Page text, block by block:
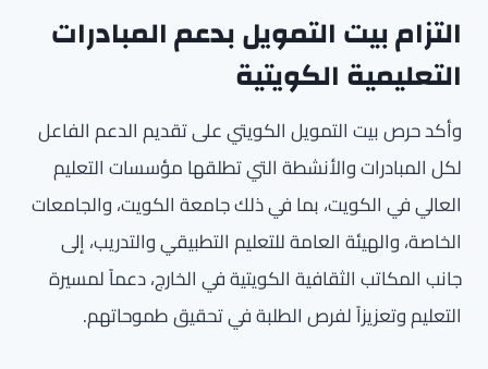
التزام بيت التمويل بدعم المبادرات
التعليمية الكويتية
وأكد حرص بيت التمويل الكويتي على تقديم الدعم الفاعل
لكل المبادرات والأنشطة التي تطلقها مؤسسات التعليم
العالي في الكويت، بما في ذلك جامعة الكويت، والجامعات
الخاصة، والهيئة العامة للتعليم التطبيقي والتدريب، إلى
جانب المكاتب الثقافية الكويتية في الخارج، دعماً لمسيرة
التعليم وتعزيزاً لفرص الطلبة في تحقيق طموحاتهم.